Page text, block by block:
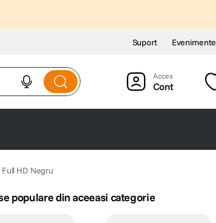
Suport Evenimente
Cont
HD Negru
populare din aceeasi categorie